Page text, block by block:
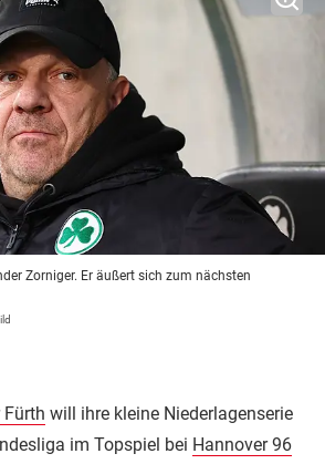
Zorniger. Er äußert sich zum nächsten
Fürth will ihre kleine Niederlagenserie
im Topspiel bei Hannover 96